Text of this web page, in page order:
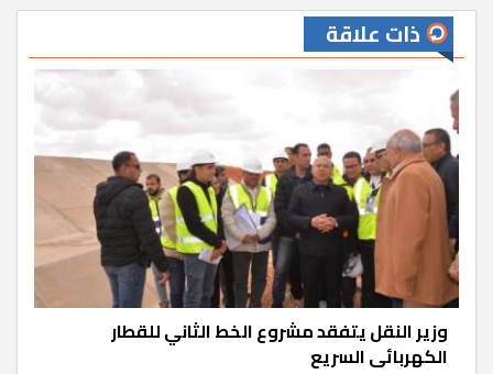
ذات علاقة
وزير النقل يتفقد مشروع الخط الثاني للقطار
الكهربائى السريع